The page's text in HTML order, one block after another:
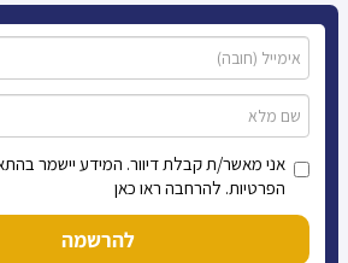
אני מאשר/ת קבלת דיוור. המידע יישמר
הפרטיות. להרחבה ראו כאן
להרשמה